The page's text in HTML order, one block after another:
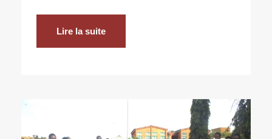
Lire la suite